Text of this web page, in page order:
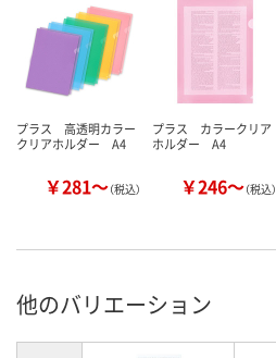
プラス 高透明カラー
クリアホルダー A4
￥281～（税込）
プラス カラークリア
ホルダー A4
￥246～（税込）
他のバリエーション